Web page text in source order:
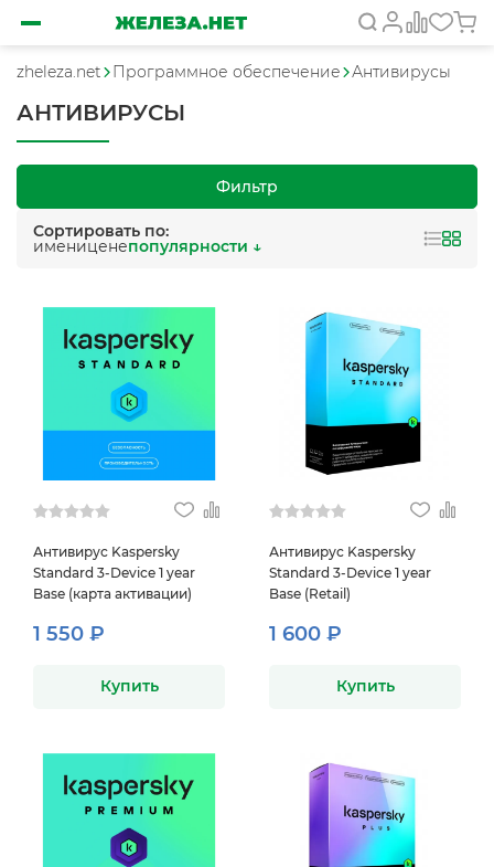
zheleza.net Программное обеспечение Антивирусы
АНТИВИРУСЫ
Фильтр
Сортировать по:
имениценепопулярности ↓
Антивирус Kaspersky
Standard 3-Device 1 year
Base (карта активации)
1 550 ₽
Купить
Антивирус Kaspersky
Standard 3-Device 1 year
Base (Retail)
1 600 ₽
Купить